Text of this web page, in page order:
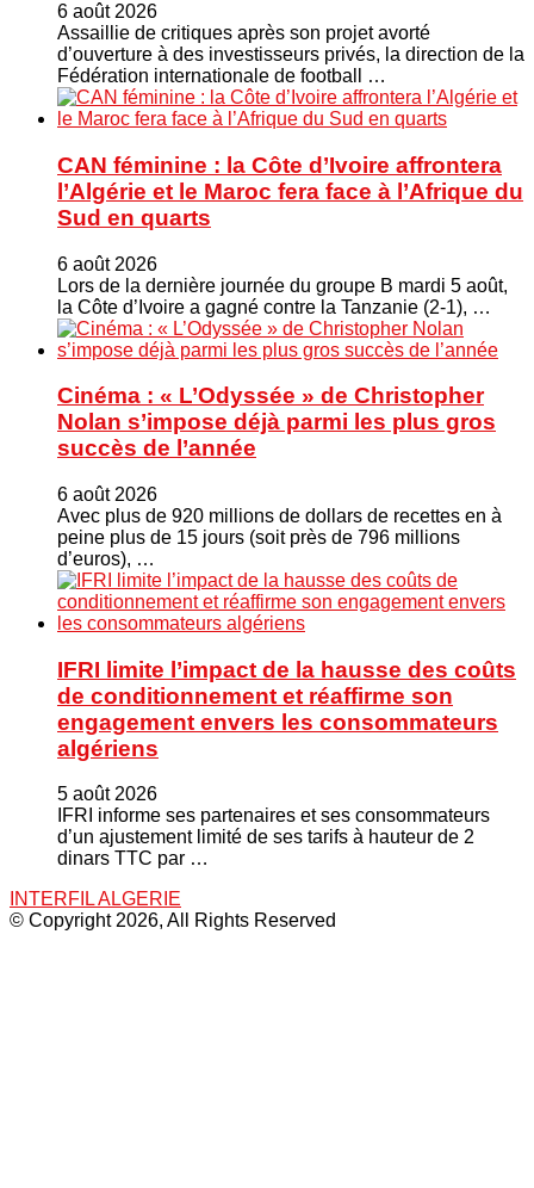
6 août 2026
Assaillie de critiques après son projet avorté
d’ouverture à des investisseurs privés, la direction de la
Fédération internationale de football …
CAN féminine : la Côte d’Ivoire affrontera
l’Algérie et le Maroc fera face à l’Afrique du
Sud en quarts
6 août 2026
Lors de la dernière journée du groupe B mardi 5 août,
la Côte d’Ivoire a gagné contre la Tanzanie (2-1), …
Cinéma : « L’Odyssée » de Christopher
Nolan s’impose déjà parmi les plus gros
succès de l’année
6 août 2026
Avec plus de 920 millions de dollars de recettes en à
peine plus de 15 jours (soit près de 796 millions
d’euros), …
IFRI limite l’impact de la hausse des coûts
de conditionnement et réaffirme son
engagement envers les consommateurs
algériens
5 août 2026
IFRI informe ses partenaires et ses consommateurs
d’un ajustement limité de ses tarifs à hauteur de 2
dinars TTC par …
INTERFIL ALGERIE
© Copyright 2026, All Rights Reserved